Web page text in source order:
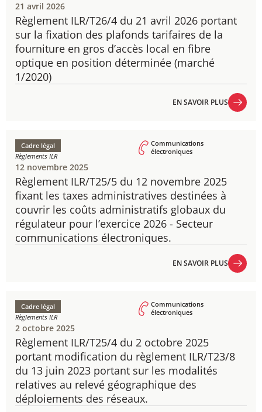
Règlement ILR/T26/4 du 21 avril 2026 portant
sur la fixation des plafonds tarifaires de la
fourniture en gros d’accès local en fibre
optique en position déterminée (marché
1/2020)
21 avril 2026
EN SAVOIR PLUS
Règlement ILR/T25/5 du 12 novembre 2025
fixant les taxes administratives destinées à
couvrir les coûts administratifs globaux du
régulateur pour l’exercice 2026 - Secteur
communications électroniques.
Cadre légal
Règlements ILR
Communications
électroniques
12 novembre 2025
EN SAVOIR PLUS
Règlement ILR/T25/4 du 2 octobre 2025
portant modification du règlement ILR/T23/8
du 13 juin 2023 portant sur les modalités
relatives au relevé géographique des
déploiements des réseaux.
Cadre légal
Règlements ILR
Communications
électroniques
2 octobre 2025